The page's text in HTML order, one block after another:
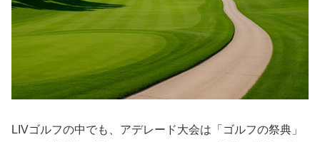
LIVゴルフの中でも、アデレード大会は「ゴルフの祭典」